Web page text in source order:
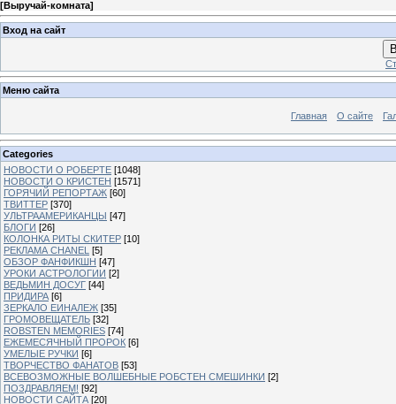
[Выручай-комната]
Вход на сайт
Меню сайта
Главная О сайте
Categories
НОВОСТИ О РОБЕРТЕ [1048]
НОВОСТИ О КРИСТЕН [1571]
ГОРЯЧИЙ РЕПОРТАЖ [60]
ТВИТТЕР [370]
УЛЬТРААМЕРИКАНЦЫ [47]
БЛОГИ [26]
КОЛОНКА РИТЫ СКИТЕР [10]
РЕКЛАМА CHANEL [5]
ОБЗОР ФАНФИКШН [47]
УРОКИ АСТРОЛОГИИ [2]
ВЕДЬМИН ДОСУГ [44]
ПРИДИРА [6]
ЗЕРКАЛО ЕИНАЛЕЖ [35]
ГРОМОВЕЩАТЕЛЬ [32]
ROBSTEN MEMORIES [74]
ЕЖЕМЕСЯЧНЫЙ ПРОРОК [6]
УМЕЛЫЕ РУЧКИ [6]
ТВОРЧЕСТВО ФАНАТОВ [53]
ВСЕВОЗМОЖНЫЕ ВОЛШЕБНЫЕ РОБСТЕН СМЕШИНКИ [2]
ПОЗДРАВЛЯЕМ! [92]
НОВОСТИ САЙТА [20]